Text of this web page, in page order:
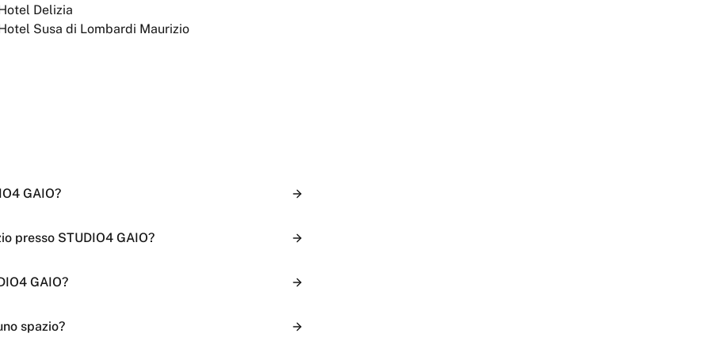
Delizia
Susa di Lombardi Maurizio
GAIO?
presso STUDIO4 GAIO?
GAIO?
spazio?